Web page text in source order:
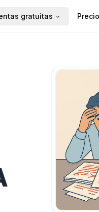
gratuitas